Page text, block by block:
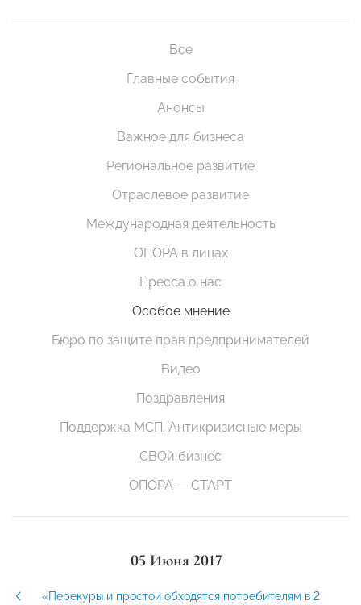
Все
Главные события
Анонсы
Важное для бизнеса
Региональное развитие
Отраслевое развитие
Международная деятельность
ОПОРА в лицах
Пресса о нас
Особое мнение
Бюро по защите прав предпринимателей
Видео
Поздравления
Поддержка МСП. Антикризисные меры
СВОй бизнес
ОПОРА — СТАРТ
05 Июня 2017
«Перекуры и простои обходятся потребителям в 2